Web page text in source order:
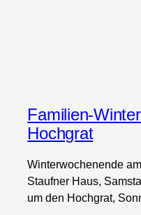
Familien-
Hochgrat
Winterwochenende
Staufner Haus,
um den Hochgrat,